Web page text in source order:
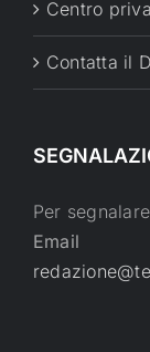
Centro
Contatta il
Per
Email